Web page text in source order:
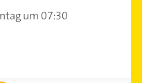
um 07:30